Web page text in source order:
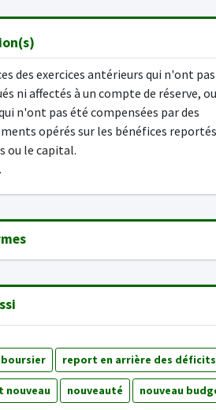
des exercices antérieurs qui n'ont
ni affectés à un compte de réserve, ou
n'ont pas été compensées par des
opérés sur les bénéfices
ou le capital.
report en arrière des
nouveau nouveauté nouveau